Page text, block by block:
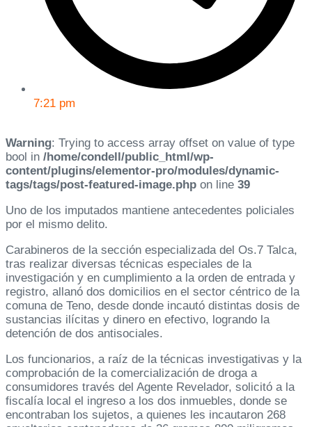
7:21 pm
Warning: Trying to access array offset on value of type
bool in /home/condell/public_html/wp-
content/plugins/elementor-pro/modules/dynamic-
tags/tags/post-featured-image.php on line 39
Uno de los imputados mantiene antecedentes policiales
por el mismo delito.
Carabineros de la sección especializada del Os.7 Talca,
tras realizar diversas técnicas especiales de la
investigación y en cumplimiento a la orden de entrada y
registro, allanó dos domicilios en el sector céntrico de la
comuna de Teno, desde donde incautó distintas dosis de
sustancias ilícitas y dinero en efectivo, logrando la
detención de dos antisociales.
Los funcionarios, a raíz de la técnicas investigativas y la
comprobación de la comercialización de droga a
consumidores través del Agente Revelador, solicitó a la
fiscalía local el ingreso a los dos inmuebles, donde se
encontraban los sujetos, a quienes les incautaron 268